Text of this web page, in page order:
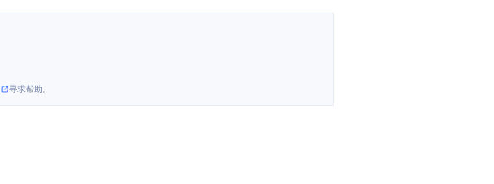
寻求帮助。